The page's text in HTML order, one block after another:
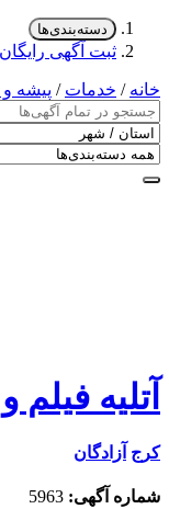
دسته‌بندی‌ها
ثبت آگهی رایگان
خانه/ خدمات/ پیشه
آتلیه
کرج آزادگان
شماره آگهی: 5963